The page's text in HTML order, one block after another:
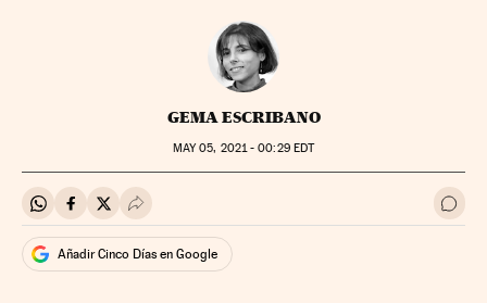
GEMA ESCRIBANO
MAY05, 2021 - 00:29EDT
Compartir en Whatsapp
Compartir en Facebook
Compartir en Twitter
Desplegar Redes Sociales Ir a
Añadir Cinco Días en Google